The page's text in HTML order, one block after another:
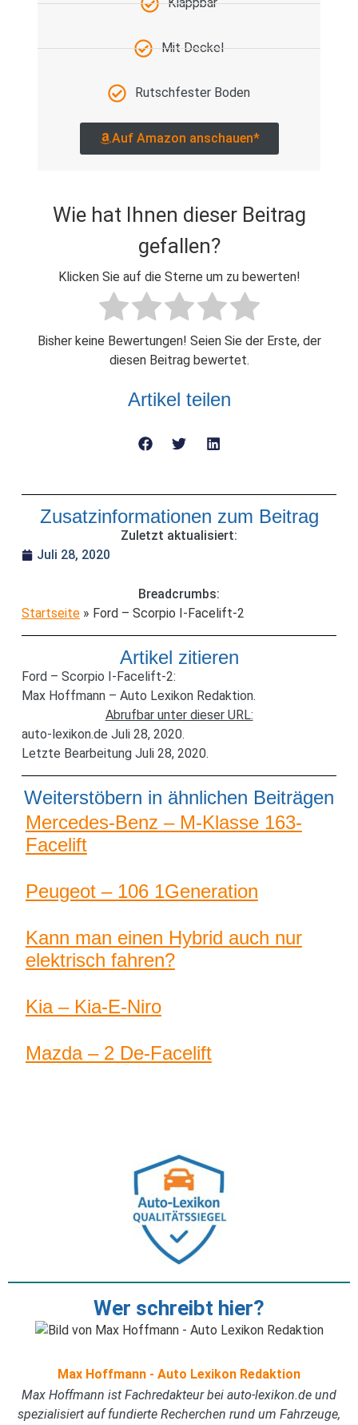
Mit Deckel
Rutschfester Boden
Auf Amazon anschauen*
Wie hat Ihnen dieser Beitrag
gefallen?
Klicken Sie auf die Sterne um zu bewerten!
Bisher keine Bewertungen! Seien Sie der Erste, der
diesen Beitrag bewertet.
Artikel teilen
Zusatzinformationen zum Beitrag
Zuletzt aktualisiert:
Juli 28, 2020
Breadcrumbs:
Startseite» Ford – Scorpio I-Facelift-2
Artikel zitieren
Ford – Scorpio I-Facelift-2:
Max Hoffmann – Auto Lexikon Redaktion.
Abrufbar unter dieser URL:
auto-lexikon.de Juli 28, 2020.
Letzte Bearbeitung Juli 28, 2020.
Weiterstöbern in ähnlichen Beiträgen
Mercedes-Benz – M-Klasse 163-
Facelift
Peugeot – 106 1Generation
Kann man einen Hybrid auch nur
elektrisch fahren?
Kia – Kia-E-Niro
Mazda – 2 De-Facelift
Wer schreibt hier?
Max Hoffmann - Auto Lexikon Redaktion
Max Hoffmann ist Fachredakteur bei auto-lexikon.de und
spezialisiert auf fundierte Recherchen rund um Fahrzeuge,